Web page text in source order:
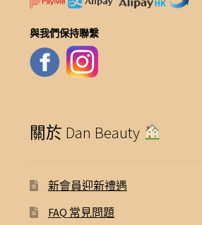
與我們保持聯繫
關於 Dan Beauty
新會員迎新禮遇
FAQ 常見問題